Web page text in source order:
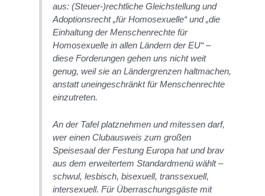
aus: (Steuer-)rechtliche Gleichstellung und
Adoptionsrecht „für Homosexuelle“ und „die
Einhaltung der Menschenrechte für
Homosexuelle in allen Ländern der EU“ –
diese Forderungen gehen uns nicht weit
genug, weil sie an Ländergrenzen haltmachen,
anstatt uneingeschränkt für Menschenrechte
einzutreten.
An der Tafel platznehmen und mitessen darf,
wer einen Clubausweis zum großen
Speisesaal der Festung Europa hat und brav
aus dem erweitertem Standardmenü wählt –
schwul, lesbisch, bisexuell, transsexuell,
intersexuell. Für Überraschungsgäste mit